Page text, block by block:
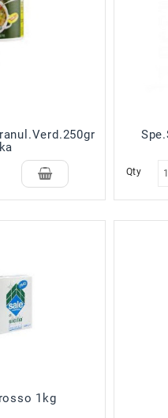
Qty
1kg